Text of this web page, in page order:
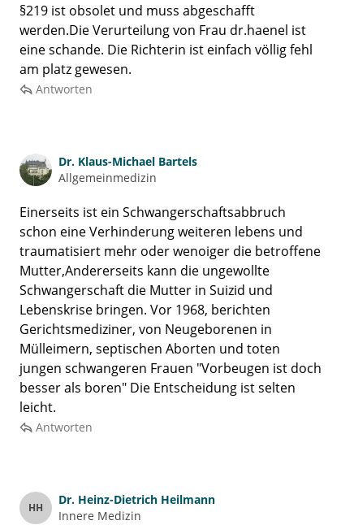
§219 ist obsolet und muss abgeschafft
werden.Die Verurteilung von Frau dr.haenel ist
eine schande. Die Richterin ist einfach völlig fehl
am platz gewesen.
Antworten
Dr. Klaus-Michael Bartels
Allgemeinmedizin
Einerseits ist ein Schwangerschaftsabbruch
schon eine Verhinderung weiteren lebens und
traumatisiert mehr oder wenoiger die betroffene
Mutter,Andererseits kann die ungewollte
Schwangerschaft die Mutter in Suizid und
Lebenskrise bringen. Vor 1968, berichten
Gerichtsmediziner, von Neugeborenen in
Mülleimern, septischen Aborten und toten
jungen schwangeren Frauen "Vorbeugen ist doch
besser als boren" Die Entscheidung ist selten
leicht.
Antworten
HH Dr. Heinz-Dietrich Heilmann
Innere Medizin